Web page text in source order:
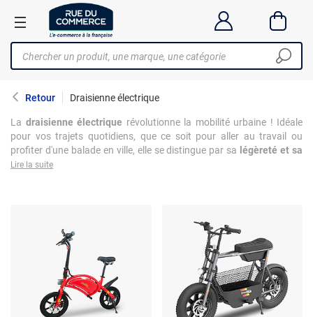
Retour Draisienne électrique
La draisienne électrique révolutionne la mobilité urbaine ! Idéale
pour vos trajets quotidiens, que ce soit pour aller au travail ou
profiter d'une balade en ville, elle se distingue par sa légèreté et sa
maniabilité
antidérapants. Certains modèles high-tech sont même équipés
d'applications connectées pour suivre vos trajets et optimiser la
batterie. Adoptez cette
solution écologique et modernepour une
expérience de déplacement inédite !
Lire la suite